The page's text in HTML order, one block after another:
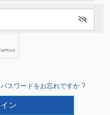
パスワードをお忘れですか ?